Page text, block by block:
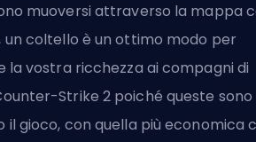
muoversi attraverso la mappa
coltello è un ottimo modo per
la vostra ricchezza ai compagni di
Strike 2 poiché queste sono
gioco, con quella più economica